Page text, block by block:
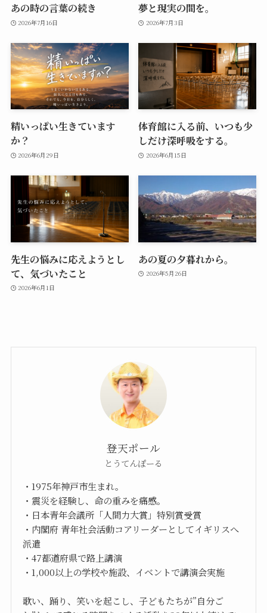
あの時の言葉の続き
2026年7月16日
夢と現実の間を。
2026年7月3日
精いっぱい生きています
か？
2026年6月29日
体育館に入る前、いつも少
しだけ深呼吸をする。
2026年6月15日
先生の悩みに応えようとし
て、気づいたこと
2026年6月1日
あの夏の夕暮れから。
2026年5月26日
登天ポール
とうてんぽーる
・1975年神戸市生まれ。
・震災を経験し、命の重みを痛感。
・日本青年会議所「人間力大賞」特別賞受賞
・内閣府 青年社会活動コアリーダーとしてイギリスへ
派遣
・47都道府県で路上講演
・1,000以上の学校や施設、イベントで講演会実施
歌い、踊り、笑いを起こし、子どもたちが”自分ご